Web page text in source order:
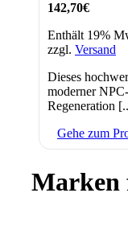
142,70€
Enthält 19%
zzgl. Versand
Dieses
moderner
Regeneration
Gehe zum
Marken